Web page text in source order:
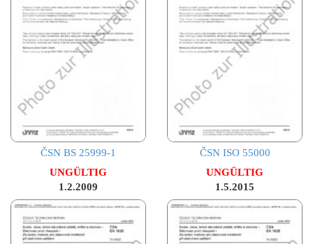
ČSN BS 25999-1
UNGÜLTIG
1.2.2009
ČSN ISO 55000
UNGÜLTIG
1.5.2015